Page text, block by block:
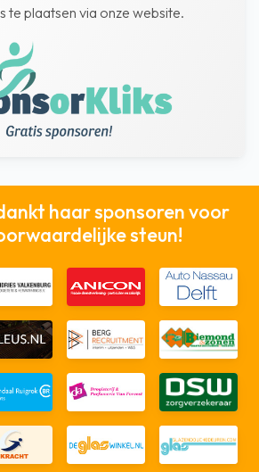
te plaatsen via onze website.
haar sponsoren voor
steun!